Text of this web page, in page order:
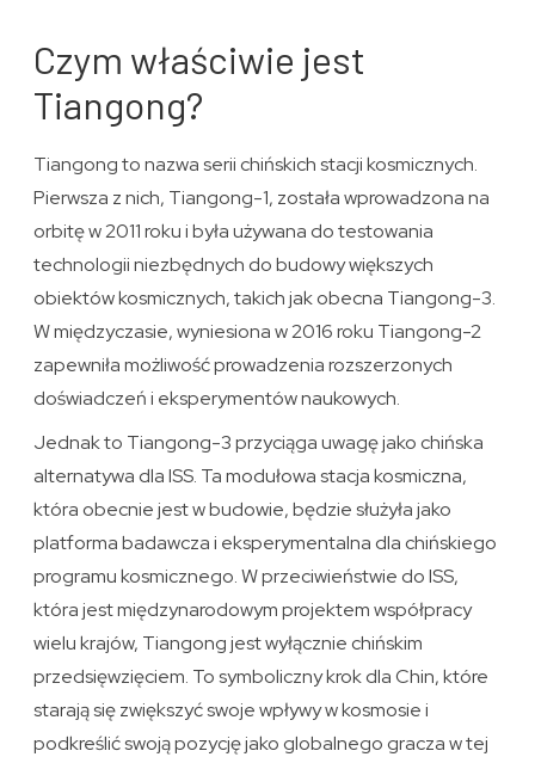
Czym właściwie jest
Tiangong?
Tiangong to nazwa serii chińskich stacji kosmicznych.
Pierwsza z nich, Tiangong-1, została wprowadzona na
orbitę w 2011 roku i była używana do testowania
technologii niezbędnych do budowy większych
obiektów kosmicznych, takich jak obecna Tiangong-3.
W międzyczasie, wyniesiona w 2016 roku Tiangong-2
zapewniła możliwość prowadzenia rozszerzonych
doświadczeń i eksperymentów naukowych.
Jednak to Tiangong-3 przyciąga uwagę jako chińska
alternatywa dla ISS. Ta modułowa stacja kosmiczna,
która obecnie jest w budowie, będzie służyła jako
platforma badawcza i eksperymentalna dla chińskiego
programu kosmicznego. W przeciwieństwie do ISS,
która jest międzynarodowym projektem współpracy
wielu krajów, Tiangong jest wyłącznie chińskim
przedsięwzięciem. To symboliczny krok dla Chin, które
starają się zwiększyć swoje wpływy w kosmosie i
podkreślić swoją pozycję jako globalnego gracza w tej